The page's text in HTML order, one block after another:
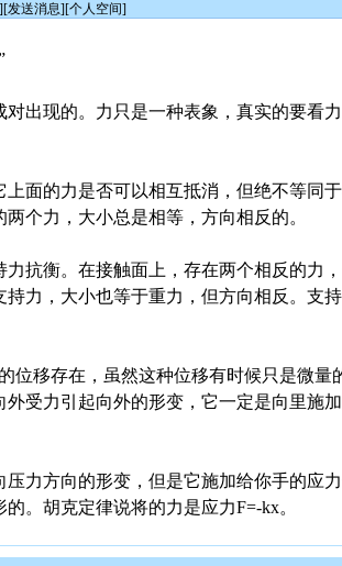
发送消息][个人空间]
出现的。力只是一种表象，真实的要看
面的力是否可以相互抵消，但绝不等同
个力，大小总是相等，方向相反的。
抗衡。在接触面上，存在两个相反的力
力，大小也等于重力，但方向相反。支
位移存在，虽然这种位移有时候只是微量
受力引起向外的形变，它一定是向里施
力方向的形变，但是它施加给你手的应
。胡克定律说将的力是应力F=-kx。